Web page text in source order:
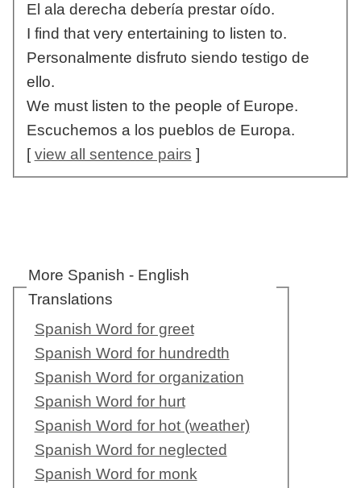
El ala derecha debería prestar oído.
I find that very entertaining to listen to.
Personalmente disfruto siendo testigo de
ello.
We must listen to the people of Europe.
Escuchemos a los pueblos de Europa.
[view all sentence pairs ]
More Spanish - English
Translations
Spanish Word for greet
Spanish Word for hundredth
Spanish Word for organization
Spanish Word for hurt
Spanish Word for hot (weather)
Spanish Word for neglected
Spanish Word for monk